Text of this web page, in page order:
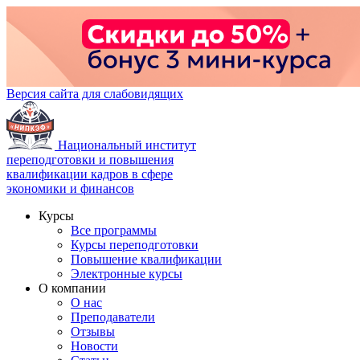
Версия сайта для слабовидящих
Национальный институт
переподготовки и повышения
квалификации кадров в сфере
экономики и финансов
Курсы
Все программы
Курсы переподготовки
Повышение квалификации
Электронные курсы
О компании
О нас
Преподаватели
Отзывы
Новости